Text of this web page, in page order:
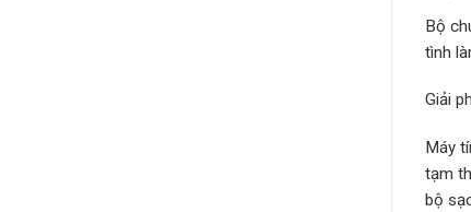
Bộ
tình
Giải
Máy
tạm
bộ